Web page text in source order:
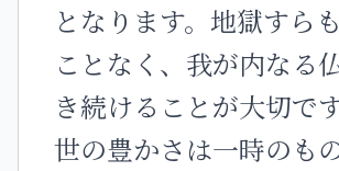
となります。地獄すら
ことなく、我が内なる
き続けることが大切で
世の豊かさは一時のも